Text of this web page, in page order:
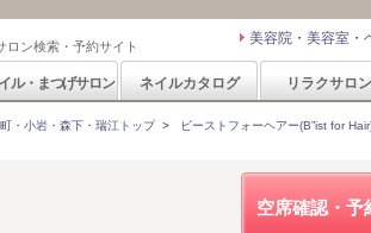
ロン検索・予約サイト 美容院・美容室・
ル・まつげサロン ネイルカタログ リラクサロン
・小岩・森下・瑞江トップ> ビーストフォーヘアー(B”ist for
空席確認・予